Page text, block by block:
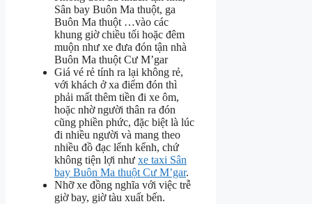
Sân bay Buôn Ma thuột, ga
Buôn Ma thuột …vào các
khung giờ chiều tối hoặc đêm
muộn như xe đưa đón tận nhà
Buôn Ma thuột Cư M’gar
Giá vé rẻ tính ra lại không rẻ,
với khách ở xa điểm đón thì
phải mất thêm tiền đi xe ôm,
hoặc nhờ người thân ra đón
cũng phiền phức, đặc biệt là lúc
đi nhiều người và mang theo
nhiều đồ đạc lểnh kểnh, chứ
không tiện lợi như xe taxi Sân
bay Buôn Ma thuột Cư M’gar.
Nhỡ xe đồng nghĩa với việc trễ
giờ bay, giờ tàu xuất bến.